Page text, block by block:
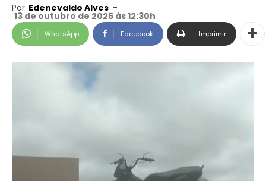
Por Edenevaldo Alves -
13 de outubro de 2025 às 12:30h
WhatsApp Facebook Imprimir